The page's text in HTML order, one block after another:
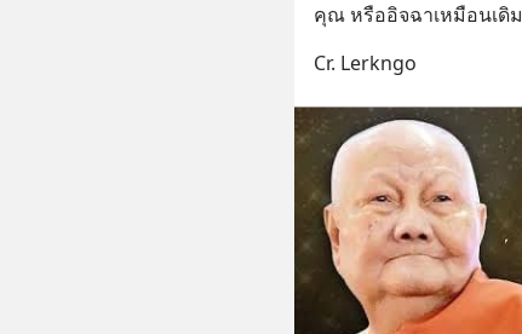
คุณ หรืออิจฉาเหมือนเดิม
Cr. Lerkngo